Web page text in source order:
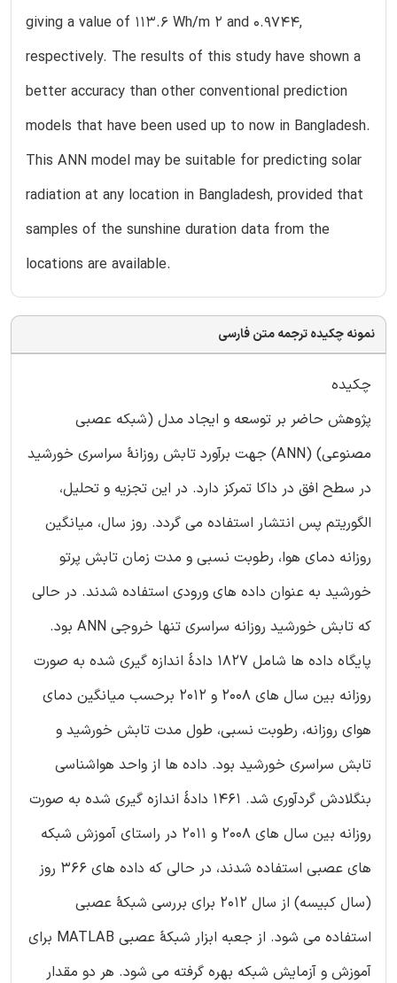
giving a value of 113.6 Wh/m 2 and 0.9744,
respectively. The results of this study have shown a
better accuracy than other conventional prediction
models that have been used up to now in Bangladesh.
This ANN model may be suitable for predicting solar
radiation at any location in Bangladesh, provided that
samples of the sunshine duration data from the
locations are available.
نمونه چکیده ترجمه متن فارسی
چکیده
پژوهش حاضر بر توسعه و ایجاد مدل (شبکه عصبی
مصنوعی) (ANN) جهت برآورد تابش روزانۀ سراسری خورشید
در سطح افق در داکا تمرکز دارد. در این تجزیه و تحلیل،
الگوریتم پس انتشار استفاده می گردد. روز سال، میانگین
روزانه دمای هوا، رطوبت نسبی و مدت زمان تابش پرتو
خورشید به عنوان داده های ورودی استفاده شدند. در حالی
که تابش خورشید روزانه سراسری تنها خروجی ANN بود.
پایگاه داده ها شامل 1827 دادۀ اندازه گیری شده به صورت
روزانه بین سال های 2008 و 2012 برحسب میانگین دمای
هوای روزانه، رطوبت نسبی، طول مدت تابش خورشید و
تابش سراسری خورشید بود. داده ها از واحد هواشناسی
بنگلادش گردآوری شد. 1461 دادۀ اندازه گیری شده به صورت
روزانه بین سال های 2008 و 2011 در راستای آموزش شبکه
های عصبی استفاده شدند، در حالی که داده های 366 روز
(سال کبیسه) از سال 2012 برای بررسی شبکۀ عصبی
استفاده می شود. از جعبه ابزار شبکۀ عصبی MATLAB برای
آموزش و آزمایش شبکه بهره گرفته می شود. هر دو مقدار